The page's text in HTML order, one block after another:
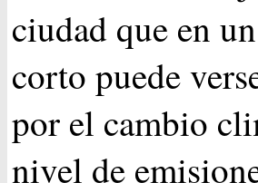
ciudad que en
corto puede
por el cambio
nivel de